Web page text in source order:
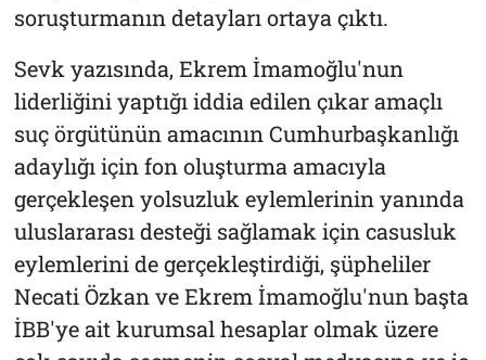
soruşturmanın detayları ortaya çıktı.
Sevk yazısında, Ekrem İmamoğlu'nun
liderliğini yaptığı iddia edilen çıkar amaçlı
suç örgütünün amacının Cumhurbaşkanlığı
adaylığı için fon oluşturma amacıyla
gerçekleşen yolsuzluk eylemlerinin yanında
uluslararası desteği sağlamak için casusluk
eylemlerini de gerçekleştirdiği, şüpheliler
Necati Özkan ve Ekrem İmamoğlu'nun başta
İBB'ye ait kurumsal hesaplar olmak üzere